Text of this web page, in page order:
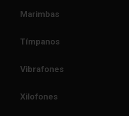
Marimbas
Tímpanos
Vibrafones
Xilofones